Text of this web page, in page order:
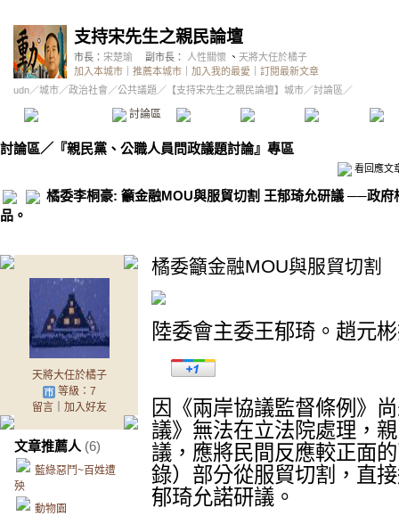
支持宋先生之親民論壇
市長： 宋楚瑜 副市長： 人性關懷 、 天將大任於橘子
加入本城市
推薦本城市 加入我的最愛
訂閱最新文章
udn／城市／政治社會 ／公共議題 ／ 【支持宋先生之親民論壇】城市／討論區／
討論區 精華區 投票區 影像館
討論區／ 『親民黨、公職人員問政議題討論』專區
看回應文
橘委李桐豪: 籲金融MOU與服貿切割 王郁琦允研議 ──政
品。
天將大任於橘子
等級：7
留言｜ 加入好友
文章推薦人 (6)
藍綠惡鬥~百姓遭
殃
動物園
橘委籲金融MOU與服貿切割
陸委會主委王郁琦。趙元
因《兩岸協議監督條例》
議》無法在立法院處理，
議，應將民間反應較正面
錄）部分從服貿切割，直
郁琦允諾研議。